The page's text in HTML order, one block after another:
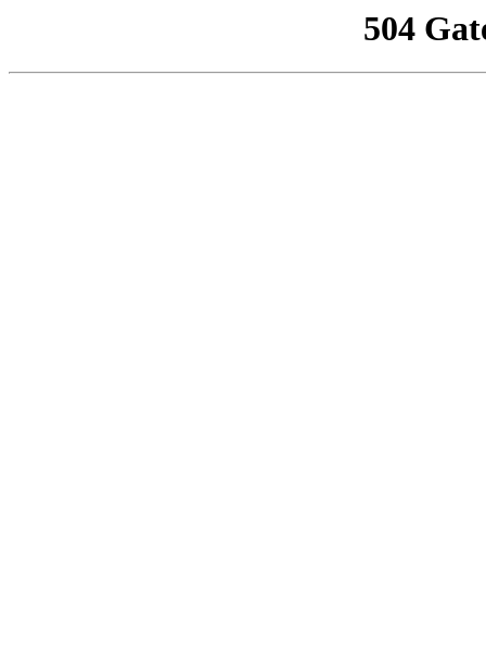
504